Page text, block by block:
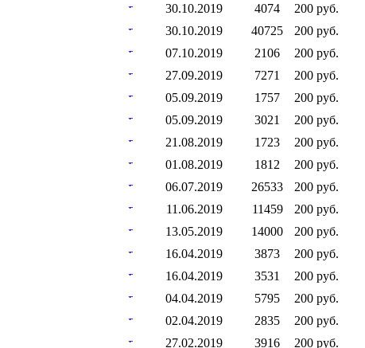
30.10.2019 4074
200 руб.
30.10.2019 40725
200 руб.
07.10.2019 2106
200 руб.
27.09.2019 7271
200 руб.
05.09.2019 1757
200 руб.
05.09.2019 3021
200 руб.
21.08.2019 1723
200 руб.
01.08.2019 1812
200 руб.
06.07.2019 26533
200 руб.
11.06.2019 11459
200 руб.
13.05.2019 14000
200 руб.
16.04.2019 3873
200 руб.
16.04.2019 3531
200 руб.
04.04.2019 5795
200 руб.
02.04.2019 2835
200 руб.
27.02.2019 3916 200 руб.